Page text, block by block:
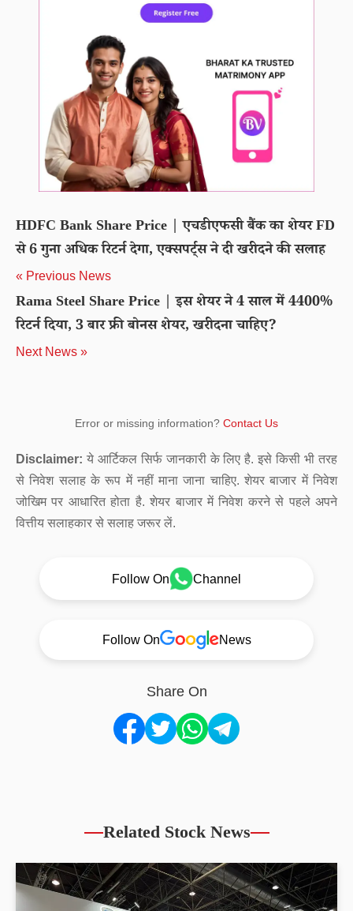
HDFC Bank Share Price | एचडीएफसी बैंक का शेयर FD
से 6 गुना अधिक रिटर्न देगा, एक्सपर्ट्स ने दी खरीदने की सलाह
« Previous News
Rama Steel Share Price | इस शेयर ने 4 साल में 4400%
रिटर्न दिया, 3 बार फ्री बोनस शेयर, खरीदना चाहिए?
Next News »
Error or missing information? Contact Us
Disclaimer: ये आर्टिकल सिर्फ जानकारी के लिए है. इसे किसी भी तरह
से निवेश सलाह के रूप में नहीं माना जाना चाहिए. शेयर बाजार में निवेश
जोखिम पर आधारित होता है. शेयर बाजार में निवेश करने से पहले अपने
वित्तीय सलाहकार से सलाह जरूर लें.
Follow On Channel
Follow On News
Share On
Related Stock News